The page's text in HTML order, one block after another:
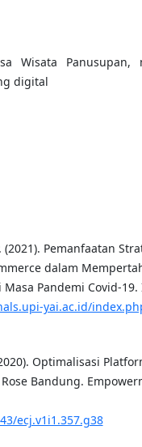
Wisata Panusupan,
digital
Pemanfaatan
dalam
Pandemi Covid-19.
yai.ac.id/
Optimalisasi
Bandung.
ecj.v1i1.357.g38